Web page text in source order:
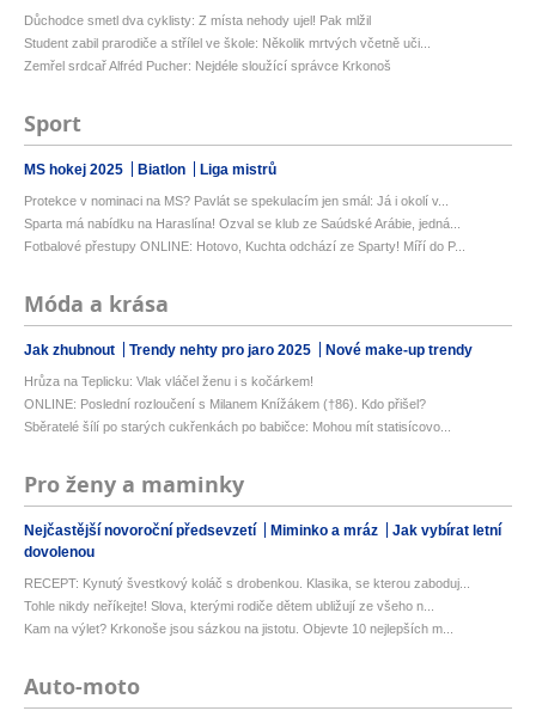
Důchodce smetl dva cyklisty: Z místa nehody ujel! Pak mlžil
Student zabil prarodiče a střílel ve škole: Několik mrtvých včetně uči...
Zemřel srdcař Alfréd Pucher: Nejdéle sloužící správce Krkonoš
Sport
MS hokej 2025 Biatlon Liga mistrů
Protekce v nominaci na MS? Pavlát se spekulacím jen smál: Já i okolí v...
Sparta má nabídku na Haraslína! Ozval se klub ze Saúdské Arábie, jedná...
Fotbalové přestupy ONLINE: Hotovo, Kuchta odchází ze Sparty! Míří do P...
Móda a krása
Jak zhubnout Trendy nehty pro jaro 2025 Nové make-up trendy
Hrůza na Teplicku: Vlak vláčel ženu i s kočárkem!
ONLINE: Poslední rozloučení s Milanem Knížákem (†86). Kdo přišel?
Sběratelé šílí po starých cukřenkách po babičce: Mohou mít statisícovo...
Pro ženy a maminky
Nejčastější novoroční předsevzetí Miminko a mráz
Jak vybírat letní
dovolenou
RECEPT: Kynutý švestkový koláč s drobenkou. Klasika, se kterou zaboduj...
Tohle nikdy neříkejte! Slova, kterými rodiče dětem ubližují ze všeho n...
Kam na výlet? Krkonoše jsou sázkou na jistotu. Objevte 10 nejlepších m...
Auto-moto